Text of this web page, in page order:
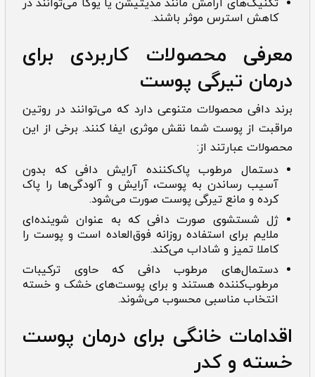
تکنیک‌های آرامش مانند مدیتیشن یا یوگا می‌توانند در
کاهش استرس موثر باشند.
معرفی محصولات کاربردی برای
درمان تیرگی پوست
برند دافی محصولات متنوعی دارد که می‌توانند در روتین
مراقبت از پوست شما نقش موثری ایفا کنند. برخی از این
محصولات عبارتند از:
دستمال مرطوب پاک‌کننده آرایش دافی که بدون
آسیب رساندن به پوست، آرایش و آلودگی‌ها را پاک
کرده و مانع تیرگی پوست صورت می‌شود.
ژل شستشوی صورت دافی که به عنوان شوینده‌ای
ملایم برای استفاده روزانه فوق‌العاده است و پوست را
کاملا تمیز و شاداب می‌کند.
دستمال‌های مرطوب دافی که حاوی ترکیبات
مرطوب‌کننده هستند و برای پوست‌های خشک و خسته
انتخاب مناسبی محسوب می‌شوند.
اقدامات خانگی برای درمان پوست
خسته و کدر